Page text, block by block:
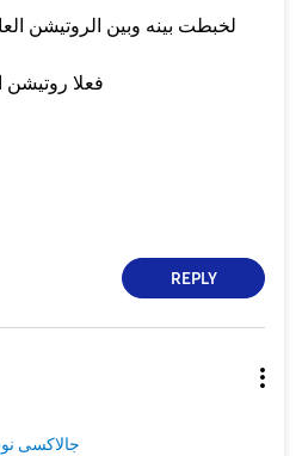
لخبطت بينه وبين الروتيشن
فعلا
REPLY
جالاكسى